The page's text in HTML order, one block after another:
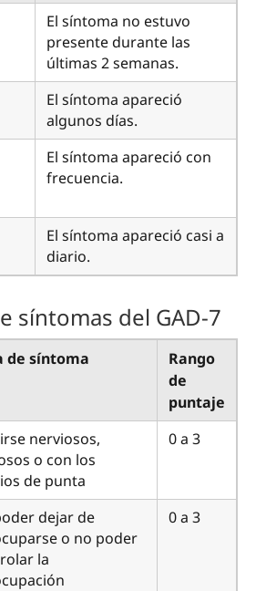
El síntoma no estuvo
presente durante las
últimas 2 semanas.
El síntoma apareció
algunos días.
El síntoma apareció con
frecuencia.
El síntoma apareció casi a
diario.
síntomas del GAD-7
de síntoma
Rango
de
puntaje
nerviosos,
o con los
de punta
0 a 3
dejar de
o no poder
la
0 a 3